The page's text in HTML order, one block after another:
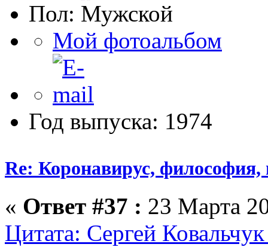
Пол:
Мой фотоальбом
Год выпуска: 1974
Re: Коронавирус, философия,
« Ответ #37 : 23 Марта
Цитата: Сергей